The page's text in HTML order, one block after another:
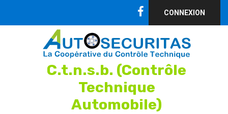
CONNEXION
C.t.n.s.b. (Contrôle
Technique
Automobile)